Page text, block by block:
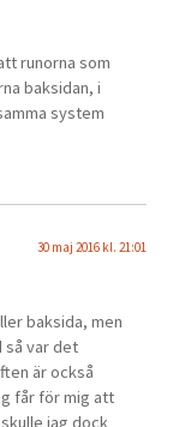
runorna som
baksidan, i
system
30 maj 2016 kl. 21:01
baksida, men
så var det
är också
får för mig att
jag dock